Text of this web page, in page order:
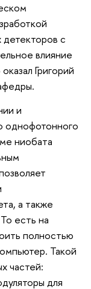
с
влияние
Григорий
и
однофотонного
ниобата
а также
есть на
полностью
Такой
частей:
для